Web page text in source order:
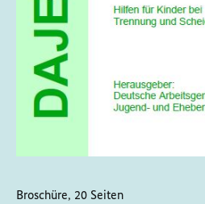
Broschüre, 20 Seiten